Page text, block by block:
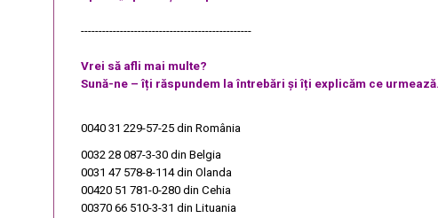
------------------------------------------------
Vrei să afli mai multe?
Sună-ne – îți răspundem la întrebări și îți explicăm ce urmează.
0040 31 229-57-25 din România
0032 28 087-3-30 din Belgia
0031 47 578-8-114din Olanda
00420 51 781-0-280 din Cehia
00370 66 510-3-31 din Lituania